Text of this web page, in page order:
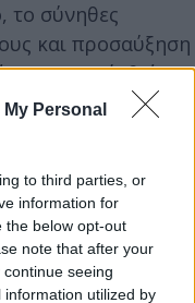
Personal
to third parties, or
information for
the below opt-out
note that after your
seeing
utilized by
το σύνηθες
και προσαύξηση
ωρομίσθιό
αμείβονται με
αργούν κατά τις
εκτάκτως θα
οφείλεται το
μισθού τους